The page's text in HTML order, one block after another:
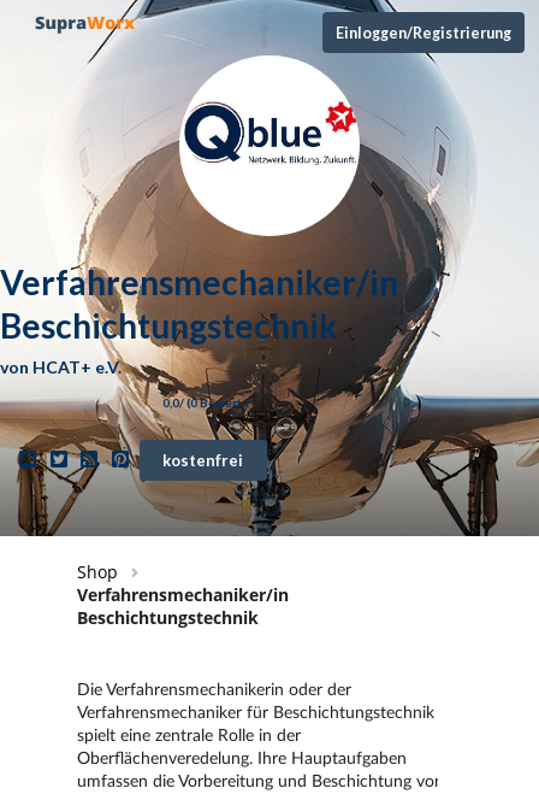
Einloggen/Registrierung
Verfahrensmechaniker/in
Beschichtungstechnik
von HCAT+ e.V.
0,0/ (0Bewert.)
kostenfrei
Shop
Verfahrensmechaniker/in
Beschichtungstechnik